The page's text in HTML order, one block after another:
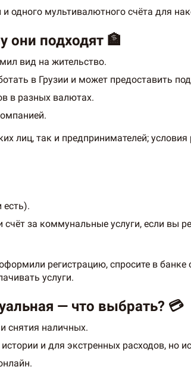
одного мультивалютного счёта для
они подходят 🏦
вид на жительство.
в Грузии и может предоставить
в разных валютах.
лиц, так и предпринимателей;
есть).
за коммунальные услуги, если вы
регистрацию, спросите в банке
услуги.
— что выбрать? 💳
снятия наличных.
и для экстренных расходов, но